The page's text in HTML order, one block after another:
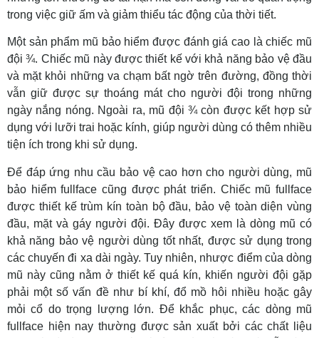
trong việc giữ ấm và giảm thiểu tác động của thời tiết.
Một sản phẩm mũ bảo hiểm được đánh giá cao là chiếc mũ
đội ¾. Chiếc mũ này được thiết kế với khả năng bảo vệ đầu
và mặt khỏi những va chạm bất ngờ trên đường, đồng thời
vẫn giữ được sự thoáng mát cho người đội trong những
ngày nắng nóng. Ngoài ra, mũ đội ¾ còn được kết hợp sử
dụng với lưỡi trai hoặc kính, giúp người dùng có thêm nhiều
tiện ích trong khi sử dụng.
Để đáp ứng nhu cầu bảo vệ cao hơn cho người dùng, mũ
bảo hiểm fullface cũng được phát triển. Chiếc mũ fullface
được thiết kế trùm kín toàn bộ đầu, bảo vệ toàn diện vùng
đầu, mặt và gáy người đội. Đây được xem là dòng mũ có
khả năng bảo vệ người dùng tốt nhất, được sử dụng trong
các chuyến đi xa dài ngày. Tuy nhiên, nhược điểm của dòng
mũ này cũng nằm ở thiết kế quá kín, khiến người đội gặp
phải một số vấn đề như bí khí, đổ mồ hôi nhiều hoặc gây
mỏi cổ do trọng lượng lớn. Để khắc phục, các dòng mũ
fullface hiện nay thường được sản xuất bởi các chất liệu